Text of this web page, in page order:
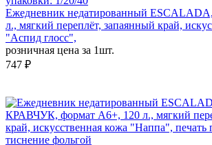
Ежедневник недатированный
л., мягкий переплёт, запаянный край,
"Аспид глосс",
розничная цена за 1шт.
747 ₽